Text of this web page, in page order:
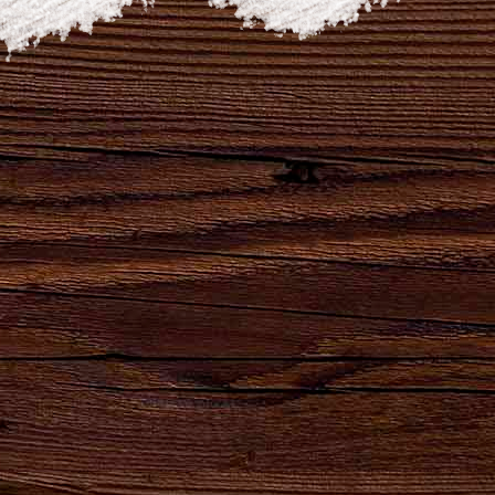
ПОДЕЛИТЬСЯ
Наши бренды
Натуральный
продукт
естественного
Партнеры,
реализующие
продукцию
АО
Натуральный
продукт
высшего
качества для
Сила
удара
твоего
сердца!